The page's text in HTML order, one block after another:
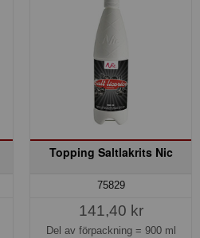
Topping Saltlakrits Nic
75829
141,40 kr
Del av förpackning = 900 ml